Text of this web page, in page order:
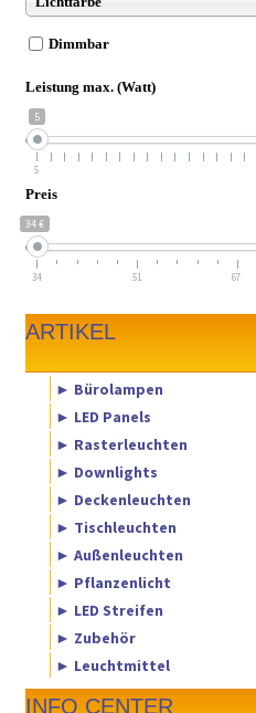
Dimmbar
Leistung max. (Watt)
5
5
Preis
34 €
34 51 67
ARTIKEL
► Bürolampen
► LED Panels
► Rasterleuchten
► Downlights
► Deckenleuchten
► Tischleuchten
► Außenleuchten
► Pflanzenlicht
► LED Streifen
► Zubehör
► Leuchtmittel
INFO CENTER